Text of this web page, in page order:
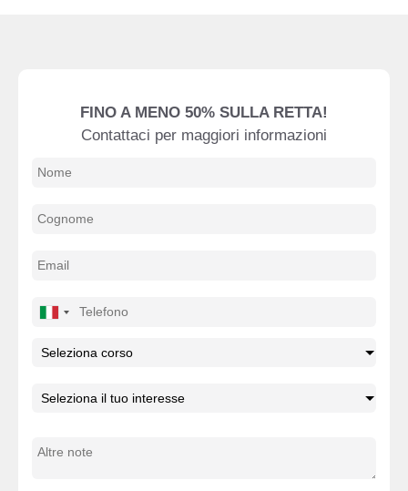
FINO A MENO 50% SULLA RETTA!
Contattaci per maggiori informazioni